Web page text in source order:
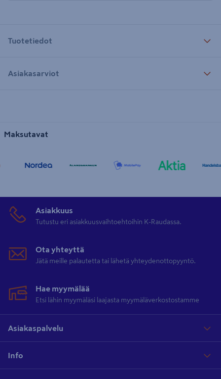
Tuotetiedot
Asiakasarviot
Maksutavat
Asiakkuus
Tutustu eri asiakkuusvaihtoehtoihin K-Raudassa.
Ota yhteyttä
Jätä meille palautetta tai lähetä yhteydenottopyyntö.
Hae myymälää
Etsi lähin myymäläsi laajasta myymäläverkostostamme
Asiakaspalvelu
Info